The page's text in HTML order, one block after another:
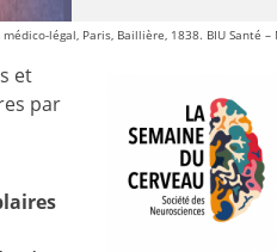
légal, Paris, Baillière, 1838. BIU Santé –
et
par